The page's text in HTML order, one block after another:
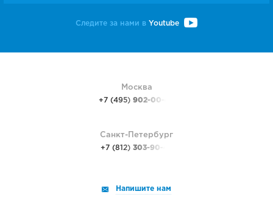
Следите за нами в Youtube
Москва
+7 (495) 902-00-48
Санкт-Петербург
+7 (812) 303-90-48
Напишите нам